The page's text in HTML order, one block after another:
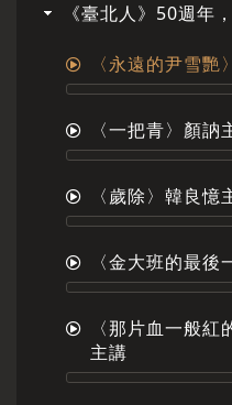
《臺北人》50週年
〈永遠的尹雪艷
〈一把青〉顏訥
〈歲除〉韓良憶
〈金大班的最
〈那片血一般
主講